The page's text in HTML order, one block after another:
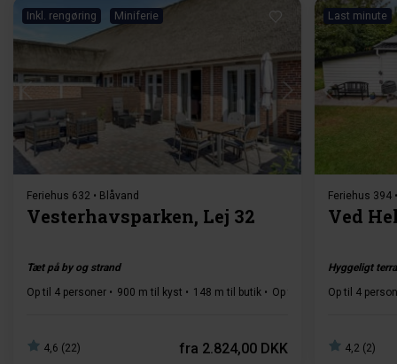
Inkl. rengøring Miniferie
Indlæser...
Feriehus 632 • Blåvand
Vesterhavsparken, Lej 32
Tæt på by og strand
Op til 4 personer
900 m til kyst 148 m til butik Op til 1 husdyr 1
4,6 (22) fra 2.824,00 DKK
Last minute
Feriehus 394
Ved
Hyggeligt
Op til 4
4,2 (2)